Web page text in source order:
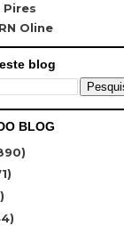
Pires
Oline
blog
BLOG